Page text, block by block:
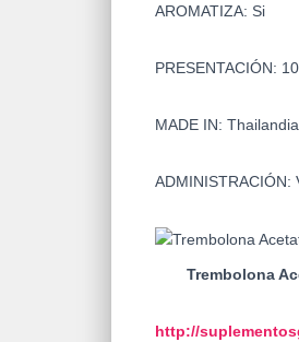
AROMATIZA: Si
PRESENTACIÓN:
MADE IN: Thailandia
ADMINISTRACIÓN:
Trembolona
http://